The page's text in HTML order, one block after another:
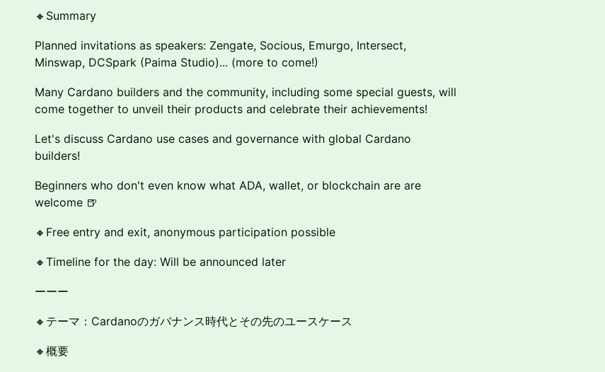
🔸Summary
Planned invitations as speakers: Zengate, Socious, Emurgo, Intersect,
Minswap, DCSpark (Paima Studio)... (more to come!)
Many Cardano builders and the community, including some special guests, will
come together to unveil their products and celebrate their achievements!
Let's discuss Cardano use cases and governance with global Cardano
builders!
Beginners who don't even know what ADA, wallet, or blockchain are are
welcome 🍺
🔸Free entry and exit, anonymous participation possible
🔸Timeline for the day: Will be announced later
ーーー
🔸テーマ：Cardanoのガバナンス時代とその先のユースケース
🔸概要